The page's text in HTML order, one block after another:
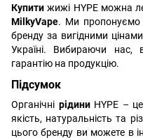
Купитижижі HYPE можна
MilkyVape. Ми пропонуємо
бренду за вигідними
Україні. Вибираючи нас,
гарантію на продукцію.
Підсумок
Органічні рідини HYPE –
якість, натуральність та
цього бренду ви можете в